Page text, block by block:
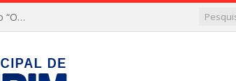
Servidores e Vereadores de Almeirim Participam da Capacitação “Orientar é a Nossa Missão”